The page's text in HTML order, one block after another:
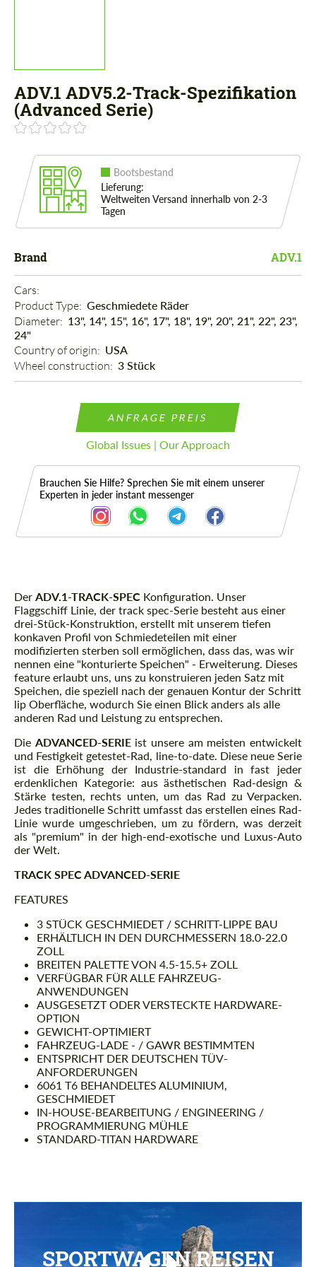
ADV.1 ADV5.2-Track-Spezifikation
(Advanced Serie)
Bootsbestand
Lieferung:
Weltweiten Versand innerhalb von 2-3
Tagen
Brand ADV.1
Cars:
Product Type: Geschmiedete Räder
Diameter: 13", 14", 15", 16", 17", 18", 19", 20", 21", 22", 23",
24"
Country of origin: USA
Wheel construction: 3 Stück
ANFRAGE PREIS
Global Issues | Our Approach
Brauchen Sie Hilfe? Sprechen Sie mit einem unserer
Experten in jeder instant messenger
Beschreibung
Der ADV.1-TRACK-SPEC Konfiguration. Unser
Flaggschiff Linie, der track spec-Serie besteht aus einer
drei-Stück-Konstruktion, erstellt mit unserem tiefen
konkaven Profil von Schmiedeteilen mit einer
modifizierten sterben soll ermöglichen, dass das, was wir
nennen eine "konturierte Speichen" - Erweiterung. Dieses
feature erlaubt uns, uns zu konstruieren jeden Satz mit
Speichen, die speziell nach der genauen Kontur der Schritt
lip Oberfläche, wodurch Sie einen Blick anders als alle
anderen Rad und Leistung zu entsprechen.
Die ADVANCED-SERIEist unsere am meisten entwickelt
und Festigkeit getestet-Rad, line-to-date. Diese neue Serie
ist die Erhöhung der Industrie-standard in fast jeder
erdenklichen Kategorie: aus ästhetischen Rad-design &
Stärke testen, rechts unten, um das Rad zu Verpacken.
Jedes traditionelle Schritt umfasst das erstellen eines Rad-
Linie wurde umgeschrieben, um zu fördern, was derzeit
als "premium" in der high-end-exotische und Luxus-Auto
der Welt.
TRACK SPEC ADVANCED-SERIE
FEATURES
3 STÜCK GESCHMIEDET / SCHRITT-LIPPE BAU
ERHÄLTLICH IN DEN DURCHMESSERN 18.0-22.0
ZOLL
BREITEN PALETTE VON 4.5-15.5+ ZOLL
VERFÜGBAR FÜR ALLE FAHRZEUG-
ANWENDUNGEN
AUSGESETZT ODER VERSTECKTE HARDWARE-
OPTION
GEWICHT-OPTIMIERT
FAHRZEUG-LADE - / GAWR BESTIMMTEN
ENTSPRICHT DER DEUTSCHEN TÜV-
ANFORDERUNGEN
6061 T6 BEHANDELTES ALUMINIUM,
GESCHMIEDET
IN-HOUSE-BEARBEITUNG / ENGINEERING /
PROGRAMMIERUNG MÜHLE
STANDARD-TITAN HARDWARE
SPORTWAGEN REISEN